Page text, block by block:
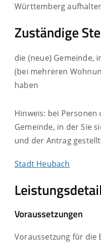
Württemberg
Zuständige
die (neue) Gemeinde,
(bei mehreren
haben
Hinweis: bei
Gemeinde, in der Sie
und der Antrag
Stadt Heubach
Voraussetzungen
Voraussetzung für die